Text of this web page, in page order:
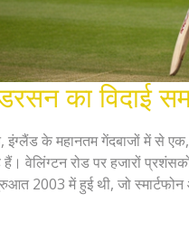
का विदाई
के महानतम गेंदबाजों में से
हैं। वेलिंग्टन रोड पर हजारों
2003 में हुई थी, जो